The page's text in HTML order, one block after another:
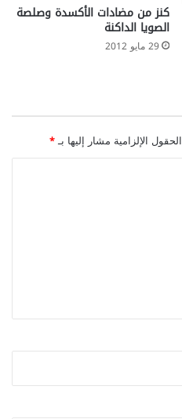
كنز من مضادات الأكسدة وصلصة
الصويا الداكنة
29 مايو 2012
الحقول الإلزامية مشار إليها بـ*